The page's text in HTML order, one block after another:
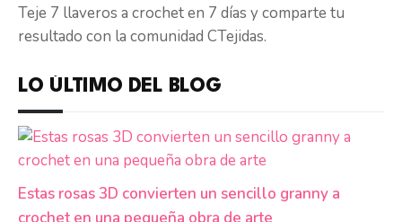
Teje 7 llaveros a crochet en 7 días y comparte tu
resultado con la comunidad CTejidas.
LO ÚLTIMO DEL BLOG
Estas rosas 3D convierten un sencillo granny a